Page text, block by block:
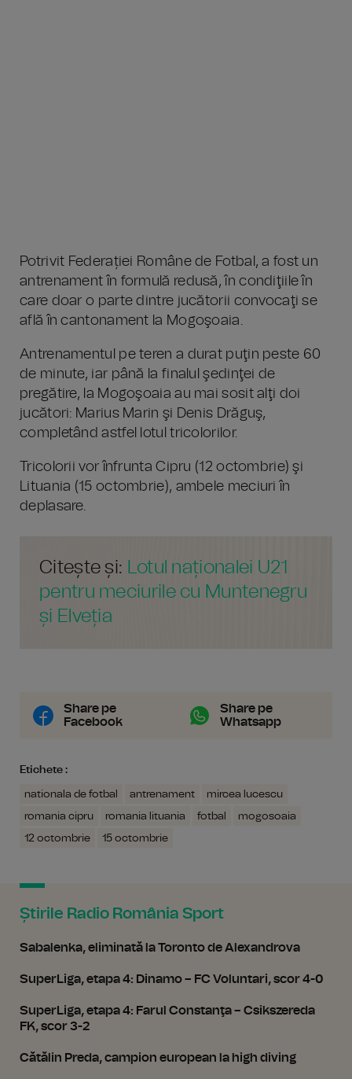
Potrivit Federației Române de Fotbal, a fost un
antrenament în formulă redusă, în condiţiile în
care doar o parte dintre jucătorii convocaţi se
află în cantonament la Mogoşoaia.
Antrenamentul pe teren a durat puţin peste 60
de minute, iar până la finalul şedinţei de
pregătire, la Mogoşoaia au mai sosit alţi doi
jucători: Marius Marin şi Denis Drăguş,
completând astfel lotul tricolorilor.
Tricolorii vor înfrunta Cipru (12 octombrie) şi
Lituania (15 octombrie), ambele meciuri în
deplasare.
Citește și: Lotul naționalei U21
pentru meciurile cu Muntenegru
și Elveția
Share pe
Facebook
Share pe
Whatsapp
Etichete :
nationala de fotbal antrenament
mircea lucescu
romania cipru
romania lituania fotbal
mogosoaia
12 octombrie
15 octombrie
Știrile Radio România Sport
Sabalenka, eliminată la Toronto de Alexandrova
SuperLiga, etapa 4: Dinamo – FC Voluntari, scor 4-0
SuperLiga, etapa 4: Farul Constanţa – Csikszereda
FK, scor 3-2
Cătălin Preda, campion european la high diving